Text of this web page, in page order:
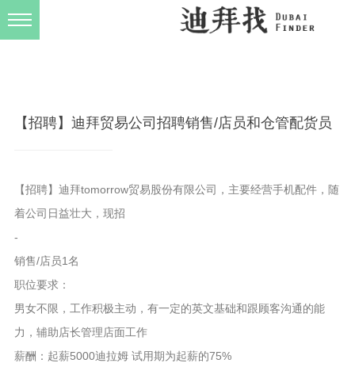
【招聘】迪拜贸易公司招聘销售/店员和仓管配货员
【招聘】迪拜tomorrow贸易股份有限公司，主要经营手机配件，随
着公司日益壮大，现招
-
销售/店员1名
职位要求：
男女不限，工作积极主动，有一定的英文基础和跟顾客沟通的能
力，辅助店长管理店面工作
薪酬：起薪5000迪拉姆 试用期为起薪的75%